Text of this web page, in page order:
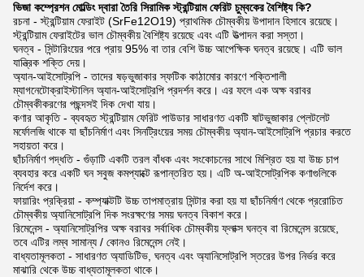
ভিজা কম্প্রেশন মোল্ডিং দ্বারা তৈরি সিরামিক স্ট্রন্টিয়াম ফেরিট চুম্বকের বৈশিষ্ট্য কি?
রচনা - স্ট্রন্টিয়াম ফেরাইট (SrFe12O19) প্রাথমিক চৌম্বকীয় উপাদান হিসাবে রয়েছে।
স্ট্রন্টিয়াম ফেরাইটের ভাল চৌম্বকীয় বৈশিষ্ট্য রয়েছে এবং এটি উত্পাদন করা সস্তা।
ঘনত্ব - সিন্টারিংয়ের পরে প্রায় 95% বা তার বেশি উচ্চ আপেক্ষিক ঘনত্ব রয়েছে। এটি ভাল
যান্ত্রিক শক্তি দেয়।
অ্যান-আইসোট্রপি - তাদের ষড়ভুজাকার স্ফটিক কাঠামোর কারণে শক্তিশালী
ম্যাগনেটোক্রাইস্টালিন অ্যান-আইসোট্রপি প্রদর্শন করে। এর ফলে এক অক্ষ বরাবর
চৌম্বকীকরণের পছন্দসই দিক দেখা যায়।
কণার আকৃতি - ব্যবহৃত স্ট্রন্টিয়াম ফেরিট পাউডার সাধারণত একটি ষাটভুজাকার প্লেটলেট
মর্ফোলজি থাকে যা ছাঁচনির্মাণ এবং সিনট্রিংয়ের সময় চৌম্বকীয় অ্যান-আইসোট্রপি প্রচার করতে
সহায়তা করে।
ছাঁচনির্মাণ পদ্ধতি - গুঁড়াটি একটি তরল বাঁধক এবং সংকোচনের সাথে মিশ্রিত হয় যা উচ্চ চাপ
ব্যবহার করে একটি ঘন সবুজ কমপ্যাক্টে রূপান্তরিত হয়। এটি অ-আইসোট্রপিক কণাগুলিকে
নির্দেশ করে।
ফায়ারিং প্রক্রিয়া - কম্প্যাক্টটি উচ্চ তাপমাত্রায় সিন্টার করা হয় যা ছাঁচনির্মাণ থেকে প্ররোচিত
চৌম্বকীয় অ্যানিসোট্রপি দিক সংরক্ষণের সময় ঘনত্ব বিকাশ করে।
রিমেনেন্স - অ্যানিসোট্রপির অক্ষ বরাবর সর্বাধিক চৌম্বকীয় ফ্লাক্স ঘনত্ব বা রিমেনেন্স রয়েছে,
তবে এটির লম্ব সামান্য / কোনও রিমেনেন্স নেই।
বাধ্যতামূলকতা - সাধারণত অ্যাডিটিভ, ঘনত্ব এবং অ্যানিসোট্রপি স্তরের উপর নির্ভর করে
মাঝারি থেকে উচ্চ বাধ্যতামূলকতা থাকে।